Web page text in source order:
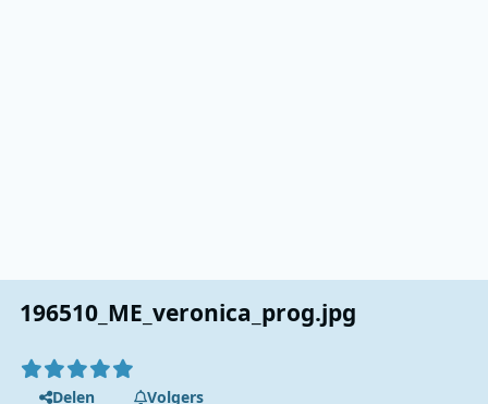
196510_ME_veronica_prog.jpg
Delen
Volgers